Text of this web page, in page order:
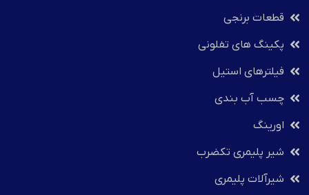
قطعات برنجی
پکینگ های تفلونی
فیلترهای استیل
چسب آب بندی
اورینگ
شیر پلیمری تکضرب
شیرآلات پلیمری